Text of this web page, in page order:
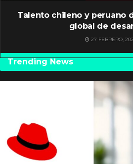
Talento chileno y peruano
global de
27 FEBRERO,
Trending News